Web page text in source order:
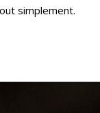
simplement.